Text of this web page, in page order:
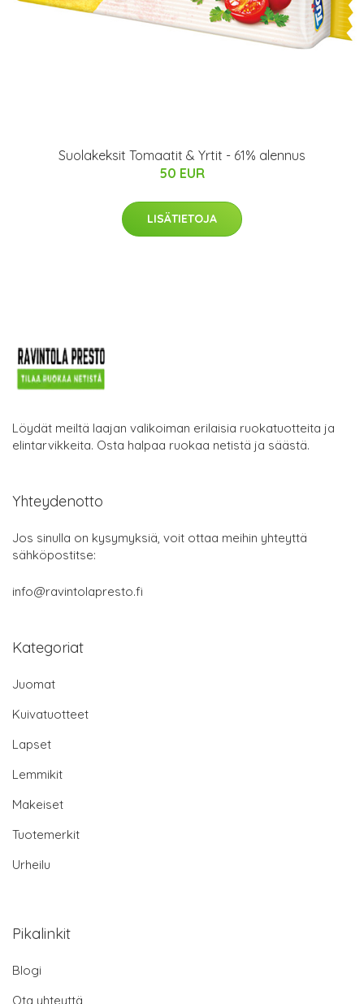
Suolakeksit Tomaatit & Yrtit - 61% alennus
50 EUR
LISÄTIETOJA
Löydät meiltä laajan valikoiman erilaisia ruokatuotteita ja
elintarvikkeita. Osta halpaa ruokaa netistä ja säästä.
Yhteydenotto
Jos sinulla on kysymyksiä, voit ottaa meihin yhteyttä
sähköpostitse:
info@ravintolapresto.fi
Kategoriat
Juomat
Kuivatuotteet
Lapset
Lemmikit
Makeiset
Tuotemerkit
Urheilu
Pikalinkit
Blogi
Ota yhteyttä